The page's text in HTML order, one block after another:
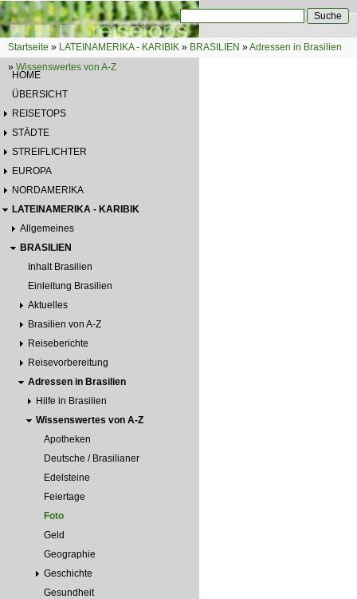
Direkt zum Inhalt
Suchformular
Sie sind hier
Startseite » LATEINAMERIKA - KARIBIK » BRASILIEN »Adressen in Brasilien
» Wissenswertes von A-Z
HOME
ÜBERSICHT
REISETOPS
STÄDTE
STREIFLICHTER
EUROPA
NORDAMERIKA
LATEINAMERIKA - KARIBIK
Allgemeines
BRASILIEN
Inhalt Brasilien
Einleitung Brasilien
Aktuelles
Brasilien von A-Z
Reiseberichte
Reisevorbereitung
Adressen in Brasilien
Hilfe in Brasilien
Wissenswertes von A-Z
Apotheken
Deutsche / Brasilianer
Edelsteine
Feiertage
Foto
Geld
Geographie
Geschichte
Gesundheit